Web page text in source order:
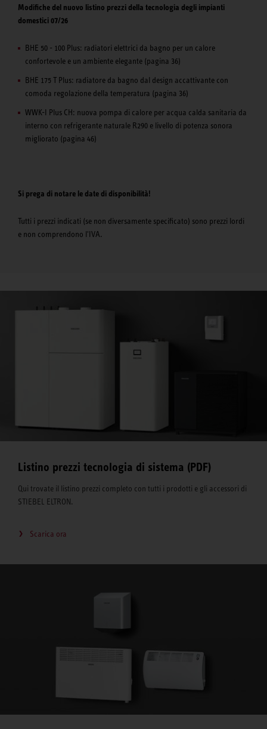
Modifiche del nuovo listino prezzi della tecnologia degli impianti
domestici 07/26
BHE 50 - 100 Plus: radiatori elettrici da bagno per un calore
confortevole e un ambiente elegante (pagina 36)
BHE 175 T Plus: radiatore da bagno dal design accattivante con
comoda regolazione della temperatura (pagina 36)
WWK-I Plus CH: nuova pompa di calore per acqua calda sanitaria da
interno con refrigerante naturale R290 e livello di potenza sonora
migliorato (pagina 46)
Si prega di notare le date di disponibilità!
Tutti i prezzi indicati (se non diversamente specificato) sono prezzi lordi
e non comprendono l'IVA.
Listino prezzi tecnologia di sistema (PDF)
Qui trovate il listino prezzi completo con tutti i prodotti e gli accessori di
STIEBEL ELTRON.
Scarica ora